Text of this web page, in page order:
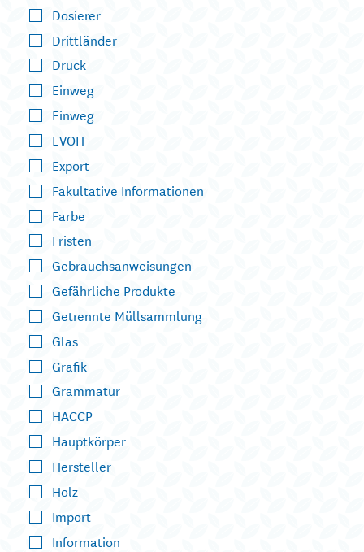
Dosierer
Drittländer
Druck
Einweg
Einweg
EVOH
Export
Fakultative Informationen
Farbe
Fristen
Gebrauchsanweisungen
Gefährliche Produkte
Getrennte Müllsammlung
Glas
Grafik
Grammatur
HACCP
Hauptkörper
Hersteller
Holz
Import
Information